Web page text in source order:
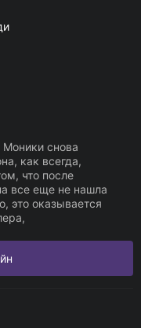
снова
как всегда,
что после
все еще не нашла
это оказывается